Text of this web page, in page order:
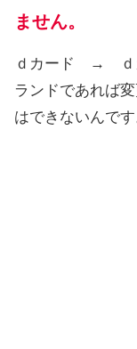
ません。
ｄカード → ｄ
ランドであれば
はできないんです